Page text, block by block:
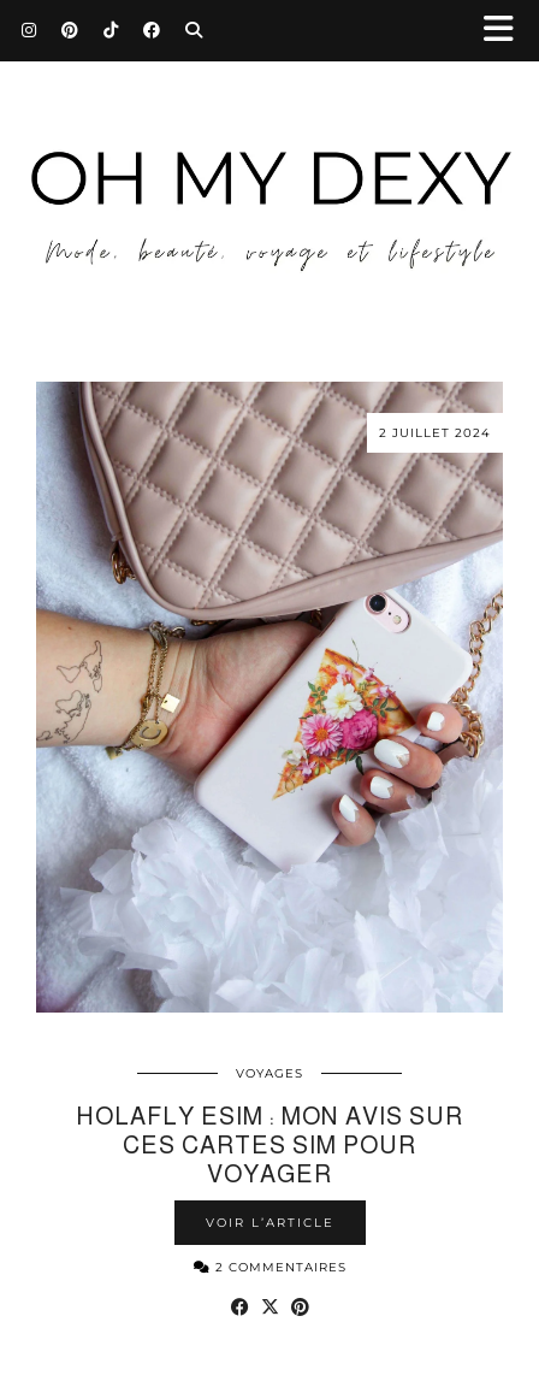
2 JUILLET 2024
VOYAGES
HOLAFLY ESIM : MON AVIS SUR
CES CARTES SIM POUR
VOYAGER
VOIR L’ARTICLE
2 COMMENTAIRES